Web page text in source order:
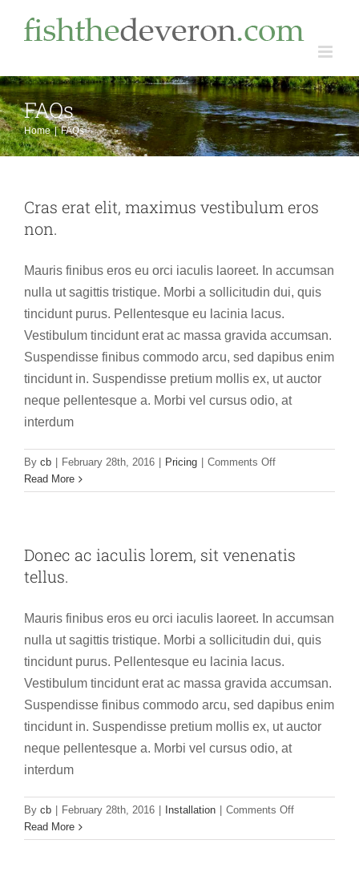
FAQs
Home FAQs
Cras erat elit, maximus vestibulum eros
non.
Mauris finibus eros eu orci iaculis laoreet. In accumsan
nulla ut sagittis tristique. Morbi a sollicitudin dui, quis
tincidunt purus. Pellentesque eu lacinia lacus.
Vestibulum tincidunt erat ac massa gravida accumsan.
Suspendisse finibus commodo arcu, sed dapibus enim
tincidunt in. Suspendisse pretium mollis ex, ut auctor
neque pellentesque a. Morbi vel cursus odio, at
interdum
By cb February 28th, 2016 Pricing Comments Offon
erat
vestibulum
eros
Read More
Donec ac iaculis lorem, sit venenatis
tellus.
Mauris finibus eros eu orci iaculis laoreet. In accumsan
nulla ut sagittis tristique. Morbi a sollicitudin dui, quis
tincidunt purus. Pellentesque eu lacinia lacus.
Vestibulum tincidunt erat ac massa gravida accumsan.
Suspendisse finibus commodo arcu, sed dapibus enim
tincidunt in. Suspendisse pretium mollis ex, ut auctor
neque pellentesque a. Morbi vel cursus odio, at
interdum
By cb February 28th, 2016 Installation Comments Offon
ac
Read More